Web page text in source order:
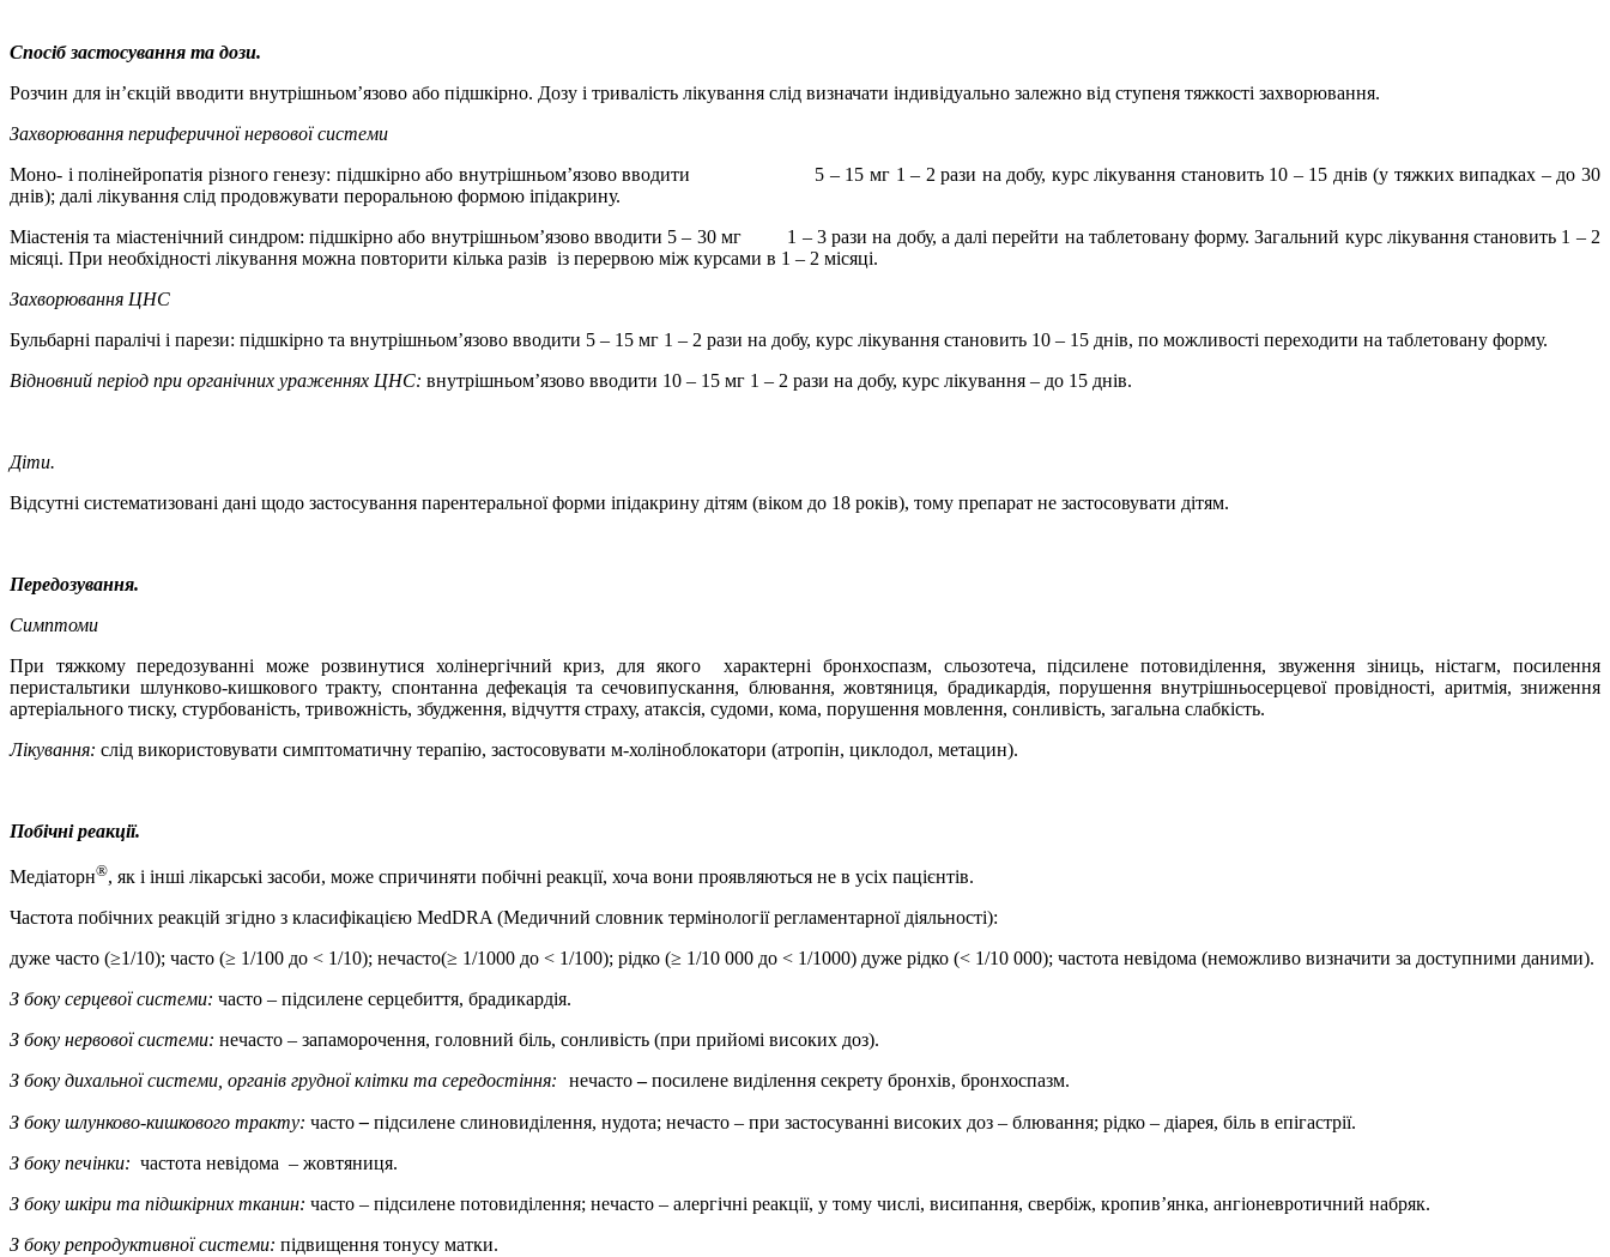
Спосіб застосування та дози.
Розчин для ін’єкцій вводити внутрішньом’язово або підшкірно. Дозу і тривалість лікування слід визначати індивідуально залежно від ступеня тяжкості захворювання.
Захворювання периферичної нервової системи
Моно- і полінейропатія різного генезу: підшкірно або внутрішньом’язово вводити
5 – 15 мг 1 – 2 рази на добу, курс лікування становить 10 – 15 днів (у тяжких випадках – до 30
днів); далі лікування слід продовжувати пероральною формою іпідакрину.
Міастенія та міастенічний синдром: підшкірно або внутрішньом’язово вводити 5 – 30 мг
1 – 3 рази на добу, а далі перейти на таблетовану форму. Загальний курс лікування становить 1 – 2
місяці. При необхідності лікування можна повторити кілька разів із перервою між курсами в 1 – 2 місяці.
Захворювання ЦНС
Бульбарні паралічі і парези: підшкірно та внутрішньом’язово вводити 5 – 15 мг 1 – 2 рази на добу, курс лікування становить 10 – 15 днів, по можливості переходити на таблетовану форму.
Відновний період при органічних ураженнях ЦНС: внутрішньом’язово вводити 10 – 15 мг 1 – 2 рази на добу, курс лікування – до 15 днів.
Діти.
Відсутні систематизовані дані щодо застосування парентеральної форми іпідакрину дітям (віком до 18 років), тому препарат не застосовувати дітям.
Передозування.
Симптоми
При тяжкому передозуванні може розвинутися холінергічний криз, для якого
характерні
бронхоспазм, сльозотеча, підсилене потовиділення, звуження зіниць, ністагм, посилення
перистальтики шлунково-кишкового тракту, спонтанна дефекація та сечовипускання, блювання, жовтяниця, брадикардія, порушення внутрішньосерцевої провідності, аритмія, зниження
артеріального тиску, стурбованість, тривожність, збудження, відчуття страху, атаксія, судоми, кома, порушення мовлення, сонливість, загальна слабкість.
Лікування: слід використовувати симптоматичну терапію, застосовувати м-холіноблокатори (атропін, циклодол, метацин).
Побічні реакції.
Медіаторн®, як і інші лікарські засоби, може спричиняти побічні реакції, хоча вони проявляються не в усіх пацієнтів.
Частота побічних реакцій згідно з класифікацією MedDRA (Медичний словник термінології регламентарної діяльності):
дуже часто (≥1/10); часто (≥ 1/100 до < 1/10); нечасто(≥ 1/1000 до < 1/100); рідко (≥ 1/10 000 до < 1/1000) дуже рідко (< 1/10 000); частота невідома (неможливо визначити за доступними даними).
З боку серцевої системи: часто – підсилене серцебиття, брадикардія.
З боку нервової системи: нечасто – запаморочення, головний біль, сонливість (при прийомі високих доз).
З боку дихальної системи, органів грудної клітки та середостіння:
нечасто–посилене виділення секрету бронхів, бронхоспазм.
З боку шлунково-кишкового тракту: часто– підсилене слиновиділення, нудота; нечасто – при застосуванні високих доз – блювання; рідко – діарея, біль в епігастрії.
З боку печінки: частота невідома – жовтяниця.
З боку шкіри та підшкірних тканин: часто – підсилене потовиділення; нечасто – алергічні реакції, у тому числі, висипання, свербіж, кропив’янка, ангіоневротичний набряк.
З боку репродуктивної системи: підвищення тонусу матки.